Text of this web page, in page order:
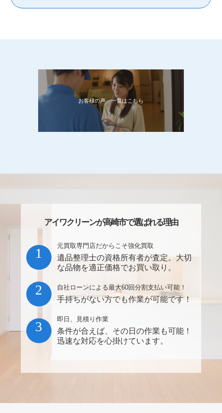
お客様の声、一覧はこちら
アイワクリーンが高崎市で選ばれる理由
元買取専門店だからこそ強化買取
遺品整理士の資格所有者が査定。大切
な品物を適正価格でお買い取り。
1
自社ローンによる最大60回分割支払い可能！
手持ちがない方でも作業が可能です！
2
即日、見積り作業
条件が合えば、その日の作業も可能！
迅速な対応を心掛けています。
3